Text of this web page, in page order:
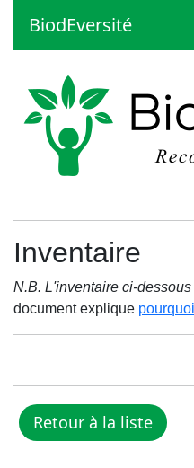
BiodEversité
Inventaire
N.B. L'inventaire ci-
document explique